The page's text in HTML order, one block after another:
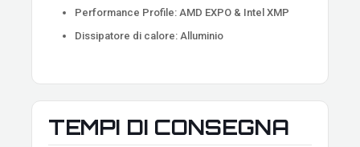
Performance Profile: AMD EXPO & Intel XMP
Dissipatore di calore: Alluminio
TEMPI DI CONSEGNA